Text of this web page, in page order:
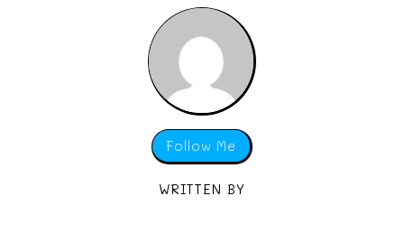
Follow Me
WRITTEN BY